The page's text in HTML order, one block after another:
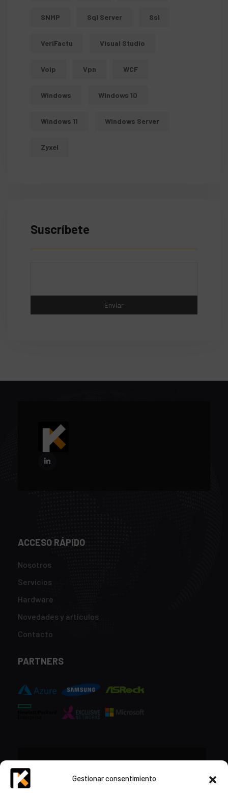
Gestionar consentimiento
SNMP Sql Server Ssl
VeriFactu Visual Studio
Voip Vpn WCF
Windows Windows 10
Windows 11 Windows Server
Zyxel
Suscríbete
ACCESO RÁPIDO
Nosotros
Servicios
Hardware
Novedades y artículos
Contacto
PARTNERS